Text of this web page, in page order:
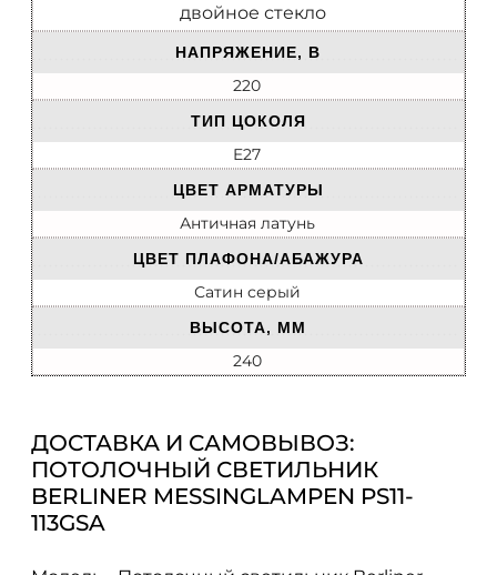
двойное стекло
НАПРЯЖЕНИЕ, В
220
ТИП ЦОКОЛЯ
E27
ЦВЕТ АРМАТУРЫ
Античная латунь
ЦВЕТ ПЛАФОНА/АБАЖУРА
Сатин серый
ВЫСОТА, ММ
240
ДОСТАВКА И САМОВЫВОЗ:
ПОТОЛОЧНЫЙ СВЕТИЛЬНИК
BERLINER MESSINGLAMPEN PS11-
113GSA